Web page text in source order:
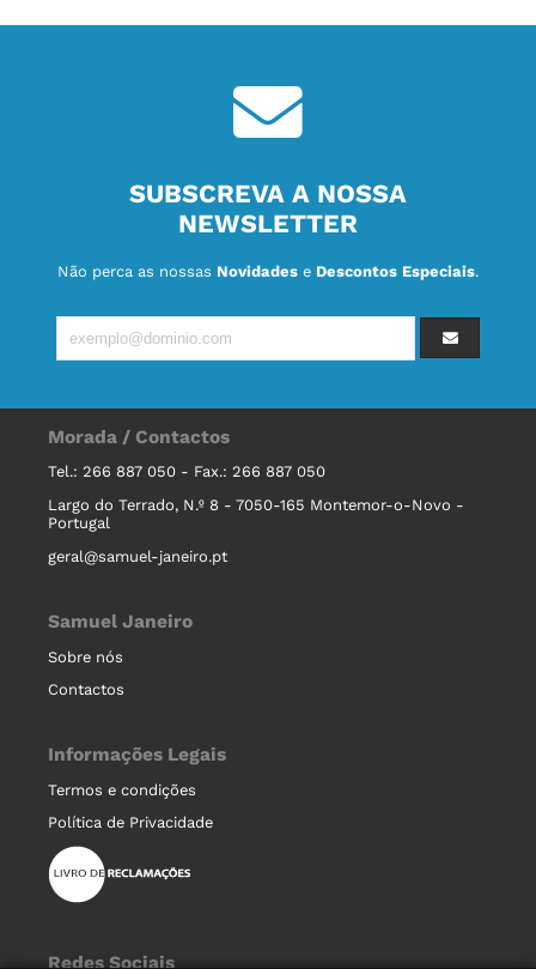
SUBSCREVA A NOSSA
NEWSLETTER
Não perca as nossas Novidades e Descontos Especiais.
Morada / Contactos
Tel.: 266 887 050 - Fax.: 266 887 050
Largo do Terrado, N.º 8 - 7050-165 Montemor-o-Novo -
Portugal
geral@samuel-janeiro.pt
Samuel Janeiro
Sobre nós
Contactos
Informações Legais
Termos e condições
Política de Privacidade
Redes Sociais